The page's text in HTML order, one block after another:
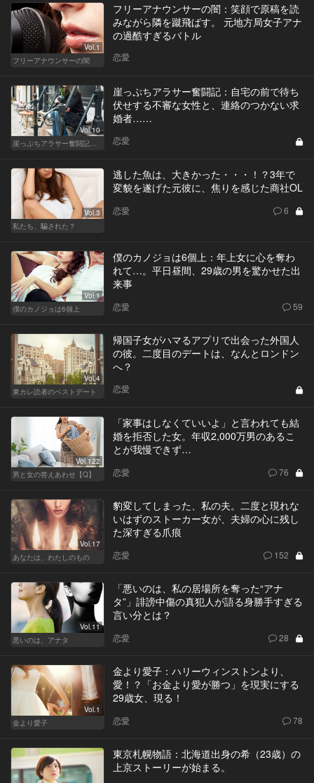
Vol.1
フリーアナウンサーの闇
フリーアナウンサーの闇：笑顔で原稿を読
みながら隣を蹴飛ばす。 元地方局女子アナ
の過酷すぎるバトル
恋愛
Vol.10
崖っぷちアラサー奮闘記 written by 内埜さくら
崖っぷちアラサー奮闘記：自宅の前で待ち
伏せする不審な女性と、連絡のつかない求
婚者……
恋愛
Vol.3
私たち、騙された？
逃した魚は、大きかった・・・！？3年で
変貌を遂げた元彼に、焦りを感じた商社OL
恋愛 6
Vol.1
僕のカノジョは6個上
僕のカノジョは6個上：年上女に心を奪わ
れて…。平日昼間、29歳の男を驚かせた出
来事
恋愛 59
Vol.4
東カレ読者のベストデート
帰国子女がハマるアプリで出会った外国人
の彼。二度目のデートは、なんとロンドン
へ？
恋愛
Vol.122
男と女の答えあわせ【Q】
「家事はしなくていいよ」と言われても結
婚を拒否した女。年収2,000万男のあるこ
とが我慢できず…
恋愛 76
Vol.17
あなたは、わたしのもの
豹変してしまった、私の夫。二度と現れな
いはずのストーカー女が、夫婦の心に残し
た深すぎる爪痕
恋愛 152
Vol.11
悪いのは、アナタ
「悪いのは、私の居場所を奪った“アナ
タ”」誹謗中傷の真犯人が語る身勝手すぎる
言い分とは？
恋愛 28
Vol.1
金より愛子
金より愛子：ハリーウィンストンより、
愛！？「お金より愛が勝つ」を現実にする
29歳女、現る！
恋愛 78
東京札幌物語：北海道出身の希（23歳）の
上京ストーリーが始まる。